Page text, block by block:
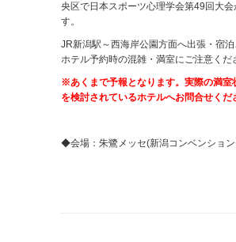
央区で日本スポーツ心理学会第49回大会
す。
JR新潟駅～西海岸公園方面へ出張・宿
ホテル予約時の混雑・満室にご注意くだ
※あくまで予報となります。実際の満室
を検討されているホテルへお問合せくだ
◆会場：朱鷺メッセ(新潟コンベンショ